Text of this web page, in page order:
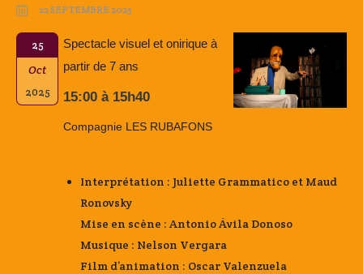
22 SEPTEMBRE 2025
25
Oct
2025
Spectacle visuel et onirique à
partir de 7 ans
15:00 à 15h40
Compagnie LES RUBAFONS
Interprétation : Juliette Grammatico et Maud
Ronovsky
Mise en scène : Antonio Ávila Donoso
Musique : Nelson Vergara
Film d’animation : Oscar Valenzuela